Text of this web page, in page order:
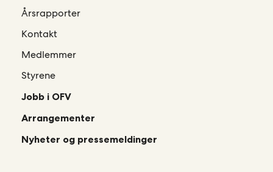
Årsrapporter
Kontakt
Medlemmer
Styrene
Jobb i OFV
Arrangementer
Nyheter og pressemeldinger